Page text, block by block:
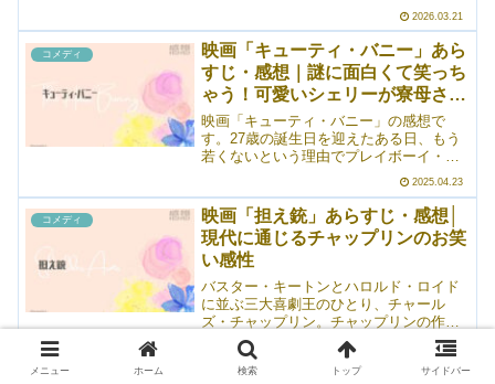
の時代にそぐわないコメディーがありつ
つも、基本的にはクスッとできるお話で
した。地球に不時着して以降、60年間ア
メリカ政府にとらわれていた宇宙人のポ
ールと英国人オタクたちが出会い、目的
地まで一緒に旅をするというストーリ
ー。名作SF映画のオマージュシーンも多
数あり。
2026.03.21
コメディ
映画「キューティ・バニー」あら
すじ・感想｜謎に面白くて笑っち
ゃう！可愛いシェリーが寮母さん
に
映画「キューティ・バニー」の感想で
す。27歳の誕生日を迎えたある日、もう
若くないという理由でプレイボーイ・マ
シェリー。ほとんど身ひとつで出て行く
こととなったシェリーの次の仕事は、潰
れかけのゼータ寮の寮母だったというお
話。シェリーはやることなすことちょっ
ぴりお馬鹿さんなんだけど、常に前向き
なところには憧れます。めちゃくちゃ面
白かった。トム・ハンクスの息子さんも
出演！
2025.04.23
コメディ
映画「担え銃」あらすじ・感想│
現代に通じるチャップリンのお笑
い感性
バスター・キートンとハロルド・ロイド
に並ぶ三大喜劇王のひとり、チャール
ズ・チャップリン。チャップリンの作品
といえば「独裁者」や「モダン・タイム
ス」「キッド」「ライムライト」などが
有名ですが、個人的には、この「担え
2024.05.31 2025.03.13
メニュー ホーム 検索 トップ サイドバー